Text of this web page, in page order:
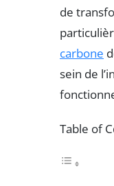
de
carbone
sein de
Table of